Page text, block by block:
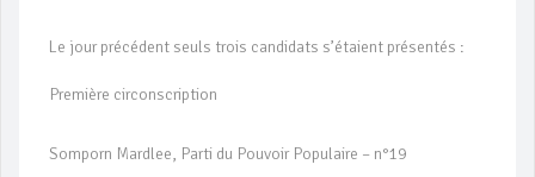
Le jour précédent seuls trois candidats s’étaient présentés :
Première circonscription
Somporn Mardlee, Parti du Pouvoir Populaire – n°19